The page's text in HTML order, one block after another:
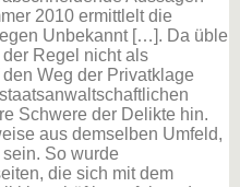
2010 ermittlelt die
Unbekannt […]. Da üble
Regel nicht als
Weg der Privatklage
Schwere der Delikte hin.
aus demselben Umfeld,
So wurde
die sich mit dem